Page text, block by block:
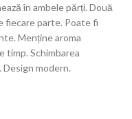
în ambele părți. Două
fiecare parte. Poate fi
Menține aroma
timp. Schimbarea
modern.